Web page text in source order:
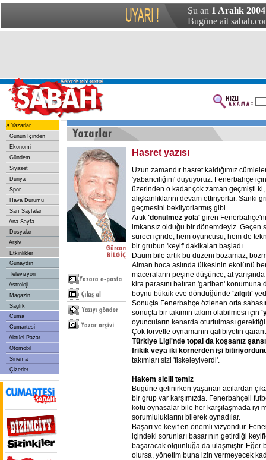
Şu an 1 Aralık
Bugüne ait
» Yazarlar
Günün İçinden
Ekonomi
Gündem
Siyaset
Dünya
Spor
Hava Durumu
Sarı Sayfalar
Ana Sayfa
Dosyalar
Arşiv
Etkinlikler
Günaydın
Televizyon
Astroloji
Magazin
Sağlık
Cuma
Cumartesi
Aktüel Pazar
Otomobil
Sinema
Çizerler
Hasret yazısı
Uzun zamandır hasret kaldığımız
'yabancılığını' duyuyoruz. Fenerbahçe
üzerinden o kadar çok zaman geçmişti ki,
alışkanlıklarını devam ettiriyorlar. Sanki
geçmesini bekliyorlarmış gibi.
Artık 'dönülmez yola' giren
imkansız olduğu bir dönemdeyiz. Geçen
süreci içinde, hem oyuncusu, hem de
bir grubun 'keyif' dakikaları başladı.
Daum bile artık bu düzeni bozamaz,
Alman hoca aslında ülkesinin ekolünü
maceraların peşine düşünce, at
kira parasını batıran 'gariban'
boynu bükük eve döndüğünde 'zılgıtı'
Sonuçta Fenerbahçe özlenen orta
sonuçta bir takımın takım olabilmesi için
oyuncuların kenarda oturtulması gerektiği
Çok forvetle oynamanın galibiyetin
Türkiye Ligi'nde topal da koşsanız
frikik veya iki kornerden işi
takımları sizi 'fiskeleyiverdi'.
Hakem sicili temiz
Bugüne gelinirken yaşanan acılardan
bir grup var karşımızda. Fenerbahçeli
kötü oynasalar bile her karşılaşmada iyi
sorumluluklarını bilerek oynadılar.
Başarı ve keyif en önemli vizyondur.
içindeki sorunları başarının getirdiği
başaracak olgunluğa da ulaşmıştır. Eğer
olursa, yönetim buna izin vermeyecek